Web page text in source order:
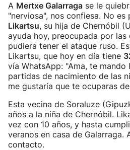
A Mertxe Galarraga se le
"nerviosa", nos confiesa. No es
Likartsu, su hija de Chernóbil
ayuda hoy, preocupada por las
pudiera tener el ataque ruso.
Likartsu, que hoy en día tiene
vía WhatsApp: "Ama, te
partidas de nacimiento de las
me gustaría que te ocuparas
Esta vecina de Soraluze
años a la niña de Chernóbil.
vez con 10 años, y hasta
veranos en casa de Galarraga.
contacto.